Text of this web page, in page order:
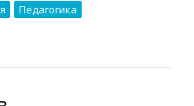
Педагогика